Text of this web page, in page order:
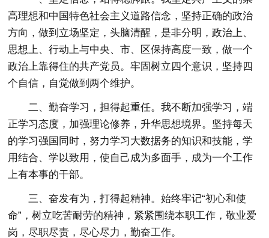
高理想和中国特色社会主义道路信念，坚持正确的政治
方向，做到立场坚定，头脑清醒，是非分明，政治上、
思想上、行动上与中央、市、区保持高度一致，做一个
政治上靠得住的共产党员。牢固树立四个意识，坚持四
个自信，自觉做到两个维护。
二、勤奋学习，担得起重任。我不断加强学习，端
正学习态度，加强理论修养，升华思想境界。坚持每天
的学习强国同时，努力学习大数据务的知识和技能，学
用结合、学以致用，使自己成为多面手，成为一个工作
上有本事的干部。
三、奋发有为，打得起精神。始终牢记“初心和使
命”，树立吃苦耐劳的精神，紧紧围绕本职工作，敬业爱
岗，尽职尽责，尽心尽力，勤奋工作。